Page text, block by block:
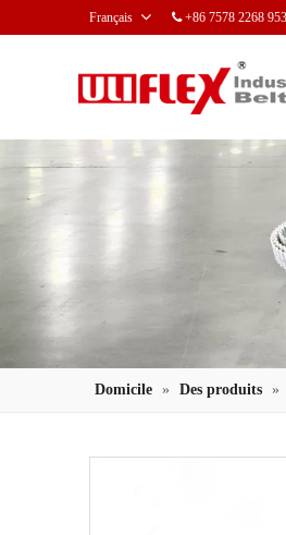
Français +86 7578 2268
Domicile » Des produits »